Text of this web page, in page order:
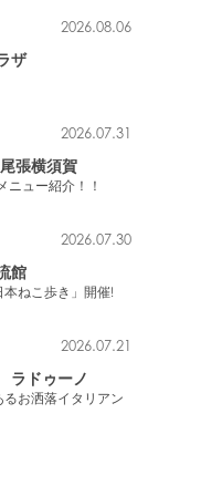
2026.08.06
ザ
2026.07.31
張横須賀
ュー紹介！！
2026.07.30
館
ねこ歩き」開催!
2026.07.21
ラドゥーノ
お洒落イタリアン